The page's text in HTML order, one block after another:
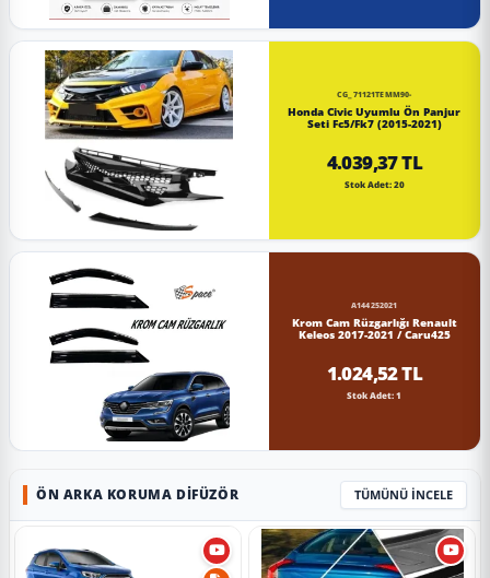
CG_71121TEMM90-
Honda Civic Uyumlu Ön Panjur
Seti Fc5/Fk7 (2015-2021)
4.039,37 TL
Stok Adet: 20
A144252021
Krom Cam Rüzgarlığı Renault
Keleos 2017-2021 / Caru425
1.024,52 TL
Stok Adet: 1
ÖN ARKA KORUMA DIFÜZÖR TÜMÜNÜ İNCELE